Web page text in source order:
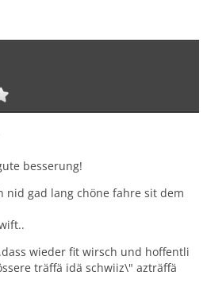
besserung!
nid gad lang chöne fahre sit dem
wieder fit wirsch und hoffentli
träffä idä schwiiz\" azträffä